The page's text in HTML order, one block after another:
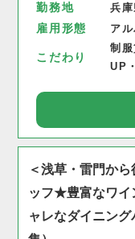
勤務地 兵庫
雇用形態 ア
こだわり
制
UP
＜浅草・雷門か
ッフ★豊富なワイ
ャレなダイニン